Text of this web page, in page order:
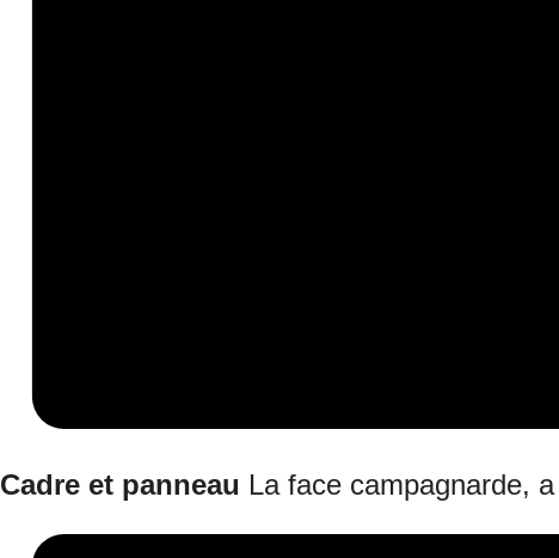
Cadre et panneau La face campagnarde,